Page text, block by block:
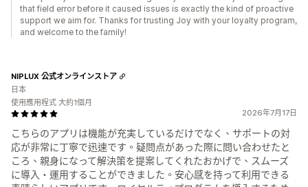
that field error before it caused issues is exactly the kind of proactive
support we aim for. Thanks for trusting Joy with your loyalty program,
and welcome to the family!
2026年7月17日
こちらのアプリは機能が充実しているだけでなく、サポートの対
応が非常に丁寧で迅速です。疑問点があった際に問い合わせたと
ころ、親身になって解決策を提案してくれたおかげで、スムーズ
に導入・運用することができました。安心感を持って利用できる
NIPLUX 公式オンラインストア
日本
使用應用程式 大約1個月